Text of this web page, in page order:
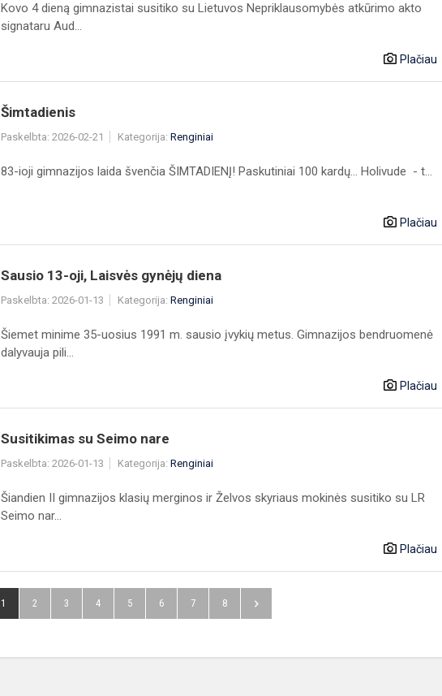
Kovo 4 dieną gimnazistai susitiko su Lietuvos Nepriklausomybės atkūrimo akto
signataru Aud...
Plačiau
Šimtadienis
Paskelbta: 2026-02-21 Kategorija: Renginiai
83-ioji gimnazijos laida švenčia ŠIMTADIENĮ! Paskutiniai 100 kardų... Holivude - t...
Plačiau
Sausio 13-oji, Laisvės gynėjų diena
Paskelbta: 2026-01-13 Kategorija: Renginiai
Šiemet minime 35-uosius 1991 m. sausio įvykių metus. Gimnazijos bendruomenė
dalyvauja pili...
Plačiau
Susitikimas su Seimo nare
Paskelbta: 2026-01-13 Kategorija: Renginiai
Šiandien II gimnazijos klasių merginos ir Želvos skyriaus mokinės susitiko su LR
Seimo nar...
Plačiau
1 2 3 4 5 6 7 8